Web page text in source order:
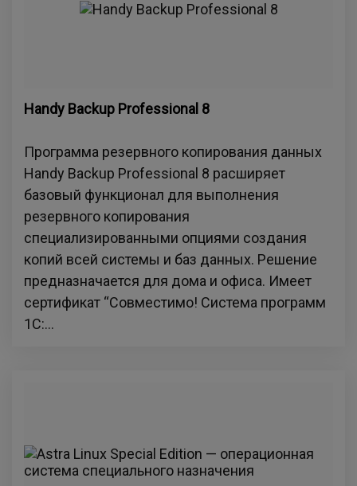
Handy Backup Professional 8
Программа резервного копирования данных
Handy Backup Professional 8 расширяет
базовый функционал для выполнения
резервного копирования
специализированными опциями создания
копий всей системы и баз данных. Решение
предназначается для дома и офиса. Имеет
сертификат “Совместимо! Система программ
1С:...